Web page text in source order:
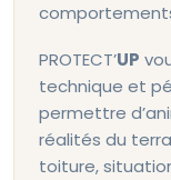
PROTECT’UP
technique et
permettre
réalités du
toiture,